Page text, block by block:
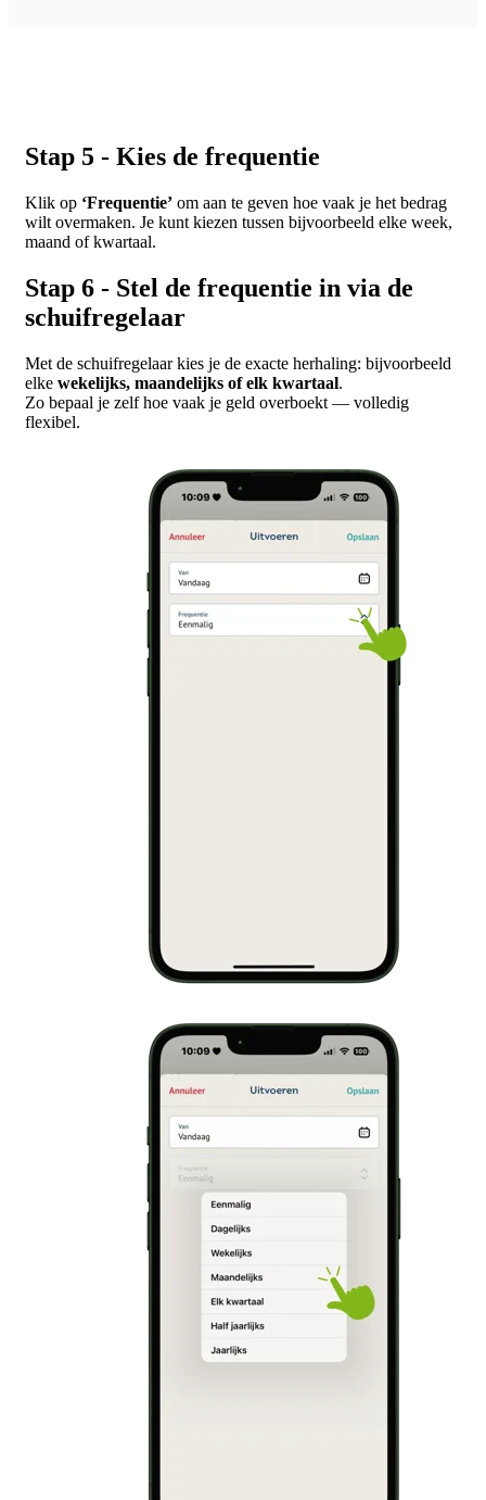
Stap 5 - Kies de frequentie
Klik op ‘Frequentie’ om aan te geven hoe vaak je het bedrag
wilt overmaken. Je kunt kiezen tussen bijvoorbeeld elke week,
maand of kwartaal.
Stap 6 - Stel de frequentie in via de
schuifregelaar
Met de schuifregelaar kies je de exacte herhaling: bijvoorbeeld
elke wekelijks, maandelijks of elk kwartaal.
Zo bepaal je zelf hoe vaak je geld overboekt — volledig
flexibel.